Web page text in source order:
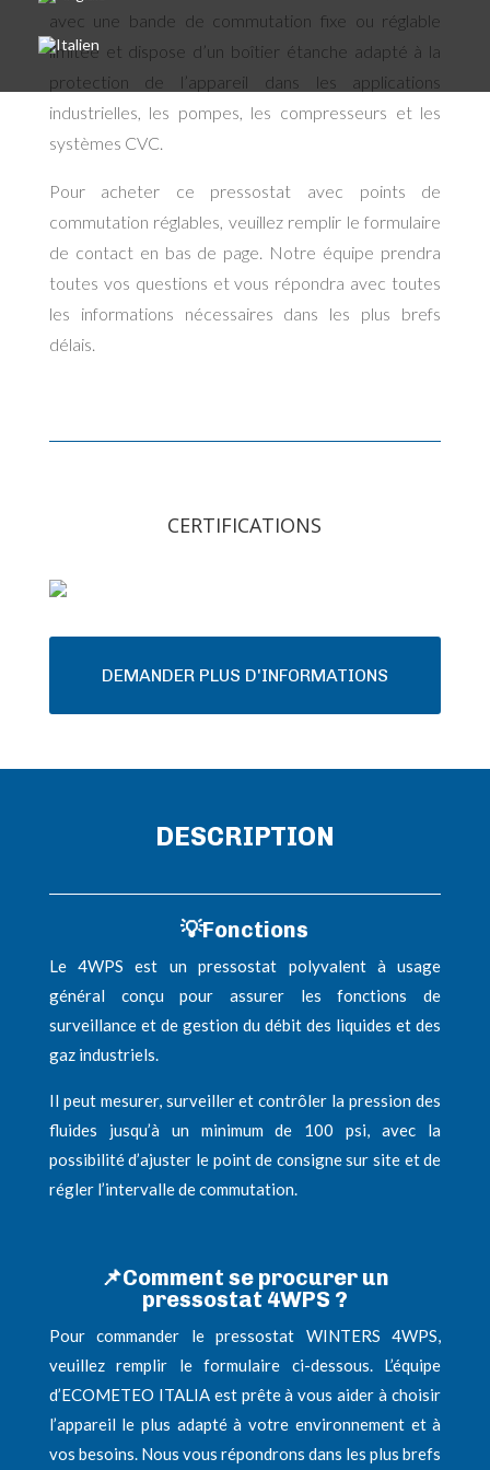
avec une bande de commutation fixe ou réglable
limitée et dispose d’un boîtier étanche adapté à la
protection de l’appareil dans les applications
industrielles, les pompes, les compresseurs et les
systèmes CVC.
Pour acheter ce pressostat avec points de
commutation réglables, veuillez remplir le formulaire
de contact en bas de page. Notre équipe prendra
toutes vos questions et vous répondra avec toutes
les informations nécessaires dans les plus brefs
délais.
CERTIFICATIONS
DEMANDER PLUS D'INFORMATIONS
DESCRIPTION
💡Fonctions
Le 4WPS est un pressostat polyvalent à usage
général conçu pour assurer les fonctions de
surveillance et de gestion du débit des liquides et des
gaz industriels.
Il peut mesurer, surveiller et contrôler la pression des
fluides jusqu’à un minimum de 100 psi, avec la
possibilité d’ajuster le point de consigne sur site et de
régler l’intervalle de commutation.
📌Comment se procurer un
pressostat 4WPS ?
Pour commander le pressostat WINTERS 4WPS,
veuillez remplir le formulaire ci-dessous. L’équipe
d’ECOMETEO ITALIA est prête à vous aider à choisir
l’appareil le plus adapté à votre environnement et à
vos besoins. Nous vous répondrons dans les plus brefs